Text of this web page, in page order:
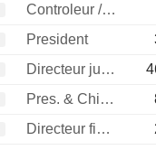
Controleur / auditeur
President
Directeur juridique
Pres. & Chief Customer Officer
Directeur financier